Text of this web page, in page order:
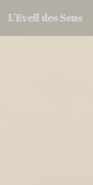
L'Eveil des Sens